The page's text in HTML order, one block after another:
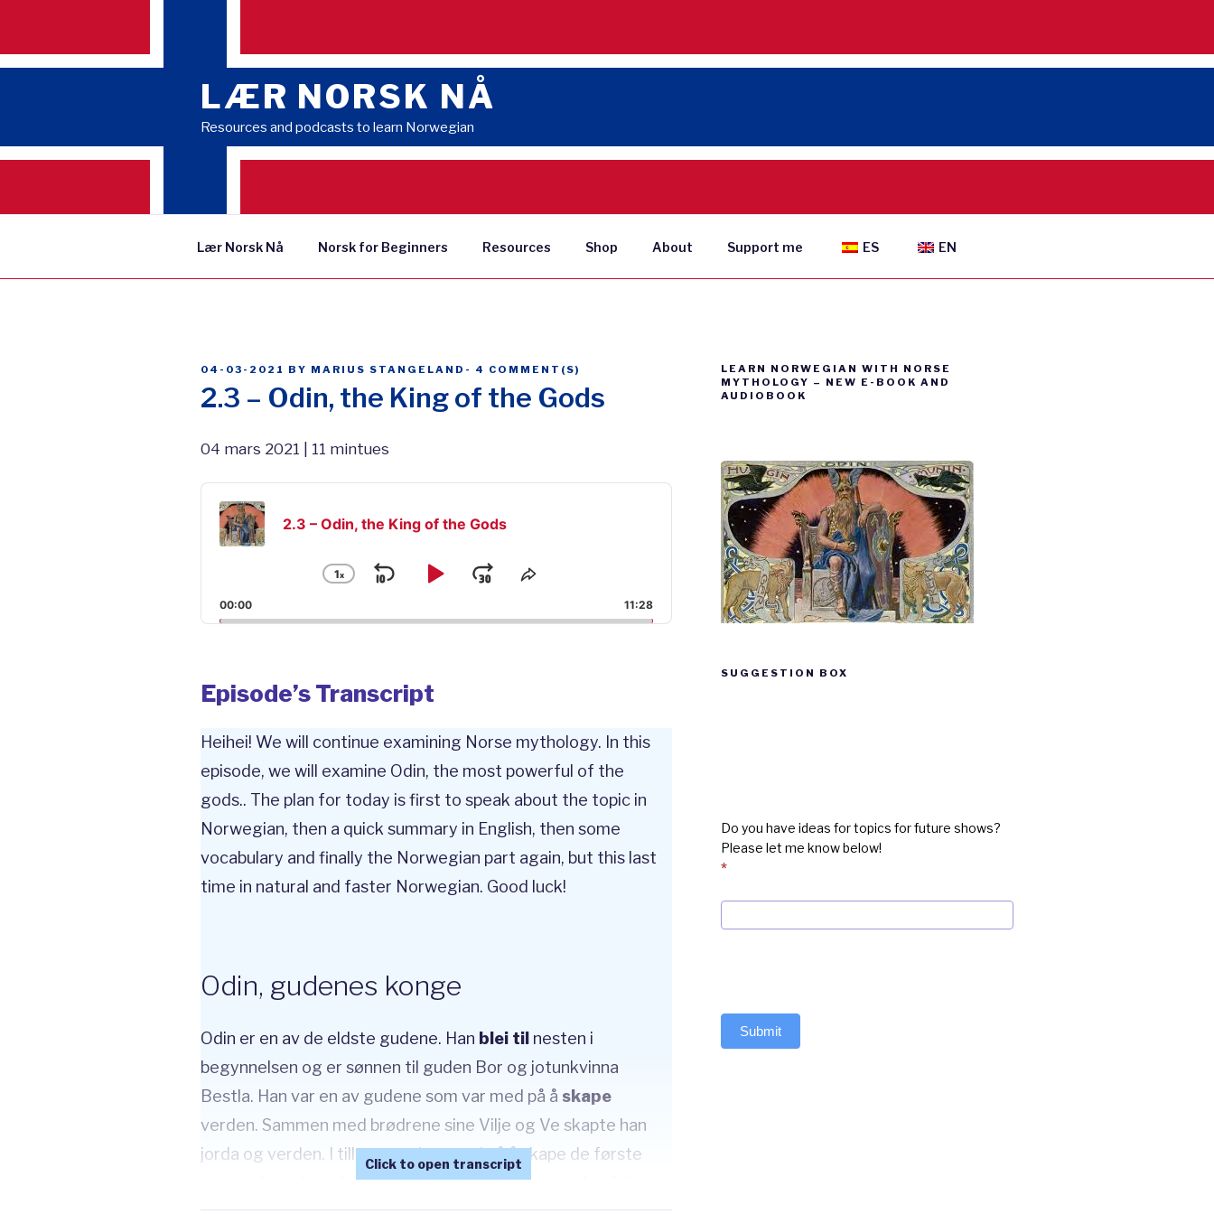
content
LÆR NORSK NÅ
Resources and podcasts to learn Norwegian
Lær Norsk Nå Norsk for Beginners Resources Shop About Support me ES EN
POSTED
04-03-2021 BY MARIUS STANGELAND - 4 COMMENT(S)
2.3 – Odin, the King of the Gods
04 mars 2021 | 11 mintues
Audio
Player
2.3 – Odin, the King of the Gods
Change
Rate
1x
Skip
Backward
Play
Pause
Jump
Forward
Share
Episode
00:00 11:28
Episode’s Transcript
Heihei! We will continue examining Norse mythology. In this
episode, we will examine Odin, the most powerful of the
gods.. The plan for today is first to speak about the topic in
Norwegian, then a quick summary in English, then some
vocabulary and finally the Norwegian part again, but this last
time in natural and faster Norwegian. Good luck!
Odin, gudenes konge
Odin er en av de eldste gudene. Han blei til nesten i
begynnelsen og er sønnen til guden Bor og jotunkvinna
Bestla. Han var en av gudene som var med på å skape
verden. Sammen med brødrene sine Vilje og Ve skapte han
jorda og verden. I tillegg var han med på å skape de første
menneskene i verden, Ask og Embla. Han er en av de viktigste
LEARN NORWEGIAN WITH NORSE
MYTHOLOGY – NEW E-BOOK AND
AUDIOBOOK
SUGGESTION BOX
Do you have ideas for topics for future shows?
Please let me know below!
*
Submit